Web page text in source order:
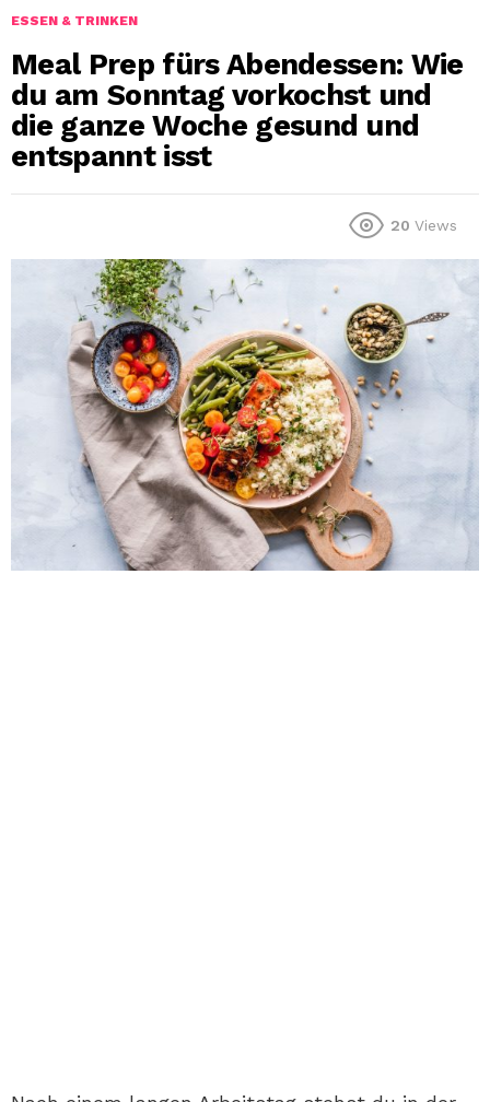
ESSEN & TRINKEN
Meal Prep fürs Abendessen: Wie
du am Sonntag vorkochst und
die ganze Woche gesund und
entspannt isst
20 Views